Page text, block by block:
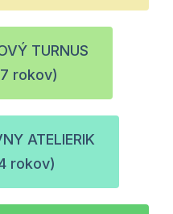
TURNUS
rokov)
ATELIERIK
rokov)